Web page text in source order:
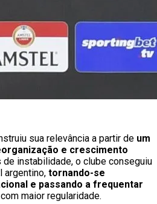
sua relevância a partir de um
e crescimento
de instabilidade, o clube conseguiu
argentino, tornando-se
e passando a frequentar
com maior regularidade.